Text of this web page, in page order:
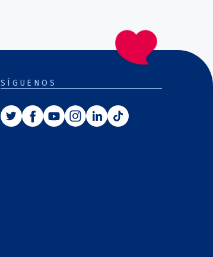
SÍGUENOS
TwitterFacebook
YoutubeInstagram
LinkedinTiktok